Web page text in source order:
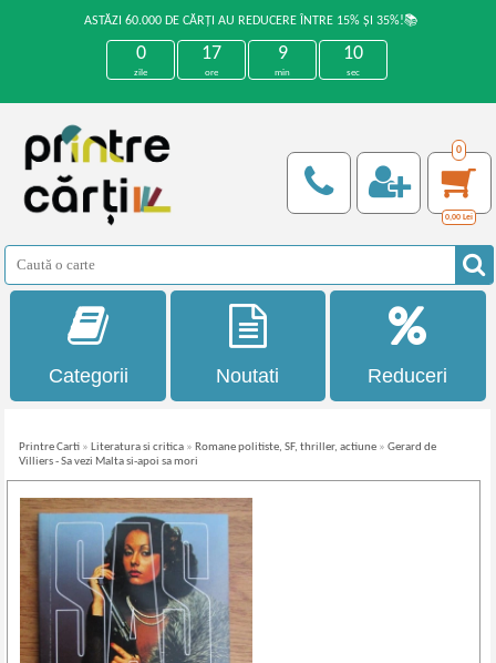
ASTĂZI 60.000 DE CĂRȚI AU REDUCERE ÎNTRE 15% ȘI 35%!📚
0
zile
17
ore
9
min
10
sec
0
0,00 Lei
Categorii Noutati Reduceri
Printre Carti » Literatura si critica » Romane politiste, SF, thriller, actiune »Gerard de
Villiers - Sa vezi Malta si-apoi sa mori